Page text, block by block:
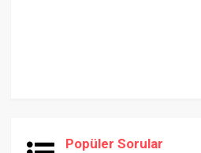
Popüler Sorular